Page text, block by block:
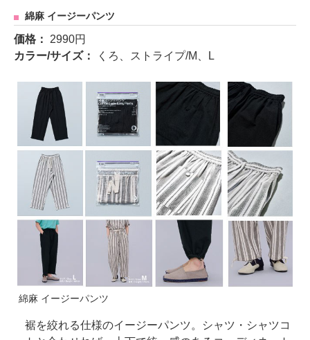
綿麻 イージーパンツ
価格： 2990円
カラー/サイズ：
くろ、ストライプ/M、L
綿麻 イージーパンツ
裾を絞れる仕様のイージーパンツ。シャツ・シャツコ